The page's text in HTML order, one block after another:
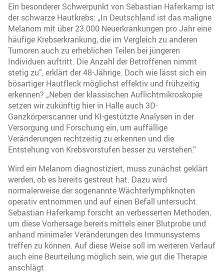
Ein besonderer Schwerpunkt von Sebastian Haferkamp ist
der schwarze Hautkrebs: „In Deutschland ist das maligne
Melanom mit über 23.000 Neuerkrankungen pro Jahr eine
häufige Krebserkrankung, die im Vergleich zu anderen
Tumoren auch zu erheblichen Teilen bei jüngeren
Individuen auftritt. Die Anzahl der Betroffenen nimmt
stetig zu“, erklärt der 48-Jährige. Doch wie lässt sich ein
bösartiger Hautfleck möglichst effektiv und frühzeitig
erkennen? „Neben der klassischen Auflichtmikroskopie
setzen wir zukünftig hier in Halle auch 3D-
Ganzkörperscanner und KI-gestützte Analysen in der
Versorgung und Forschung ein, um auffällige
Veränderungen rechtzeitig zu erkennen und die
Entstehung von Krebsvorstufen besser zu verstehen.“
Wird ein Melanom diagnostiziert, muss zunächst geklärt
werden, ob es bereits gestreut hat. Dazu wird
normalerweise der sogenannte Wächterlymphknoten
operativ entnommen und auf einen Befall untersucht.
Sebastian Haferkamp forscht an verbesserten Methoden,
um diese Vorhersage bereits mittels einer Blutprobe und
anhand minimaler Veränderungen des Immunsystems
treffen zu können. Auf diese Weise soll im weiteren Verlauf
auch eine Beurteilung möglich sein, wie gut die Therapie
anschlägt.